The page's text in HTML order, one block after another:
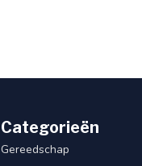
Categorieën
Gereedschap